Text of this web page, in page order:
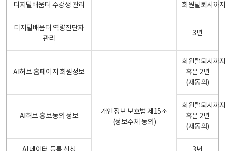
디지털배움터 수강생 관리 회원탈퇴시까
디지털배움터 역량진단자
관리
3년
AI허브 홈페이지 회원정보
개인정보 보호법 제15조
(정보주체 동의)
회원탈퇴시까
혹은 2년
(재동의)
AI허브 홍보동의 정보
회원탈퇴시까
혹은 2년
(재동의)